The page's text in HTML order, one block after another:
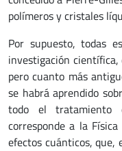
polímeros y cristales
Por supuesto, todas
investigación
pero cuanto más
se habrá aprendido
todo el tratamiento
corresponde a la
efectos cuánticos, que,